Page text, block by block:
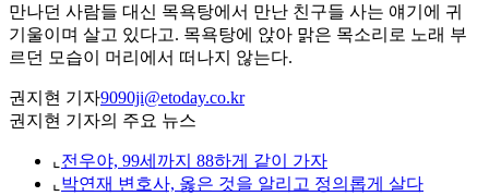
만나던 사람들 대신 목욕탕에서 만난 친구들 사는 얘기에 귀
기울이며 살고 있다고. 목욕탕에 앉아 맑은 목소리로 노래 부
르던 모습이 머리에서 떠나지 않는다.
권지현 기자9090ji@etoday.co.kr
권지현 기자의 주요 뉴스
⌞ 전우야, 99세까지 88하게 같이 가자
⌞ 박연재 변호사, 옳은 것을 알리고 정의롭게 살다